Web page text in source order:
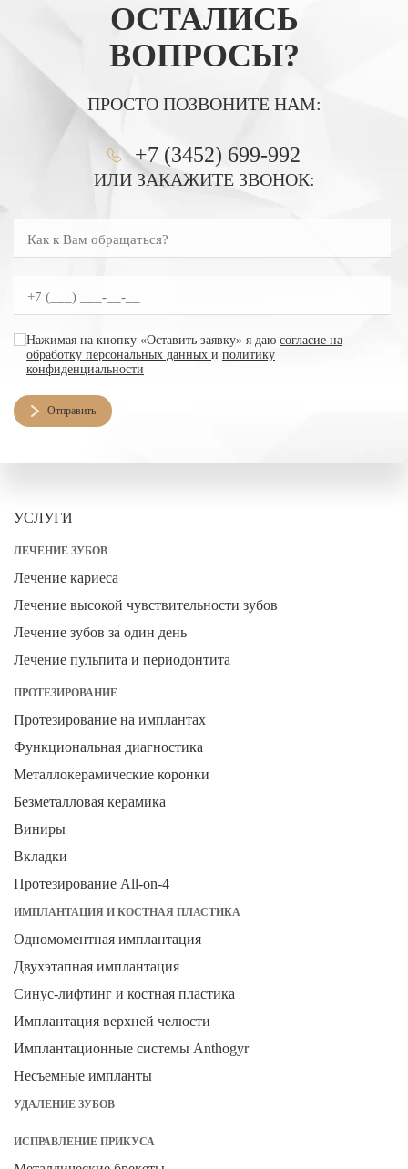
ОСТАЛИСЬ
ВОПРОСЫ?
ПРОСТО ПОЗВОНИТЕ НАМ:
+7 (3452) 699-992
ИЛИ ЗАКАЖИТЕ ЗВОНОК:
согласие на обработку персональных данных
Нажимая на кнопку «Оставить заявку» я даю согласие на
обработку персональных данных и политику
конфиденциальности
Отправить
УСЛУГИ
ЛЕЧЕНИЕ ЗУБОВ
Лечение кариеса
Лечение высокой чувствительности зубов
Лечение зубов за один день
Лечение пульпита и периодонтита
ПРОТЕЗИРОВАНИЕ
Протезирование на имплантах
Функциональная диагностика
Металлокерамические коронки
Безметалловая керамика
Виниры
Вкладки
Протезирование All-on-4
ИМПЛАНТАЦИЯ И КОСТНАЯ ПЛАСТИКА
Одномоментная имплантация
Двухэтапная имплантация
Синус-лифтинг и костная пластика
Имплантация верхней челюсти
Имплантационные системы Anthogyr
Несъемные импланты
УДАЛЕНИЕ ЗУБОВ
ИСПРАВЛЕНИЕ ПРИКУСА